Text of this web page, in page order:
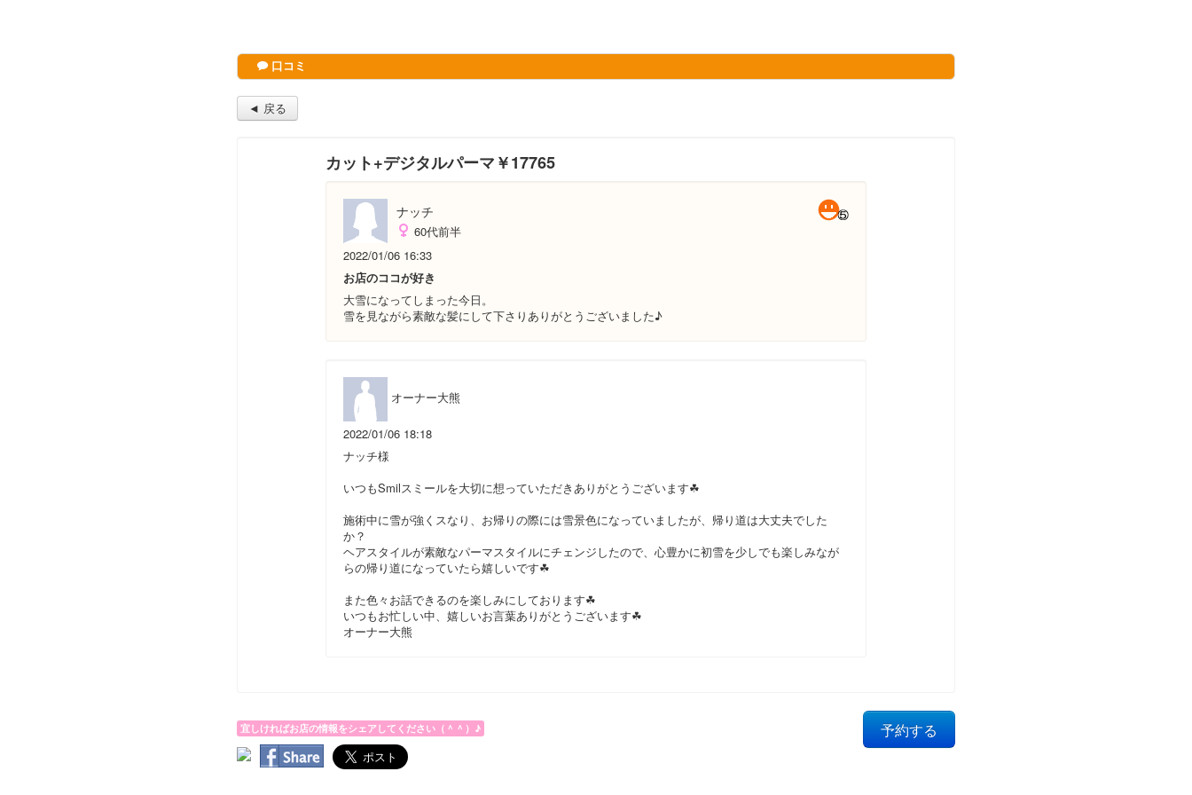
口コミ
◄ 戻る
カット+デジタルパーマ￥17765
ナッチ
60代前半
2022/01/06 16:33
お店のココが好き
大雪になってしまった今日。
雪を見ながら素敵な髪にして下さりありがとうございました♪
オーナー大熊
2022/01/06 18:18
ナッチ様
いつもSmilスミールを大切に想っていただきありがとうございます☘
施術中に雪が強くスなり、お帰りの際には雪景色になっていましたが、帰り道は大丈夫でした
か？
ヘアスタイルが素敵なパーマスタイルにチェンジしたので、心豊かに初雪を少しでも楽しみなが
らの帰り道になっていたら嬉しいです☘
また色々お話できるのを楽しみにしております☘
いつもお忙しい中、嬉しいお言葉ありがとうございます☘
オーナー大熊
予約する
宜しければお店の情報をシェアしてください（＾＾）♪